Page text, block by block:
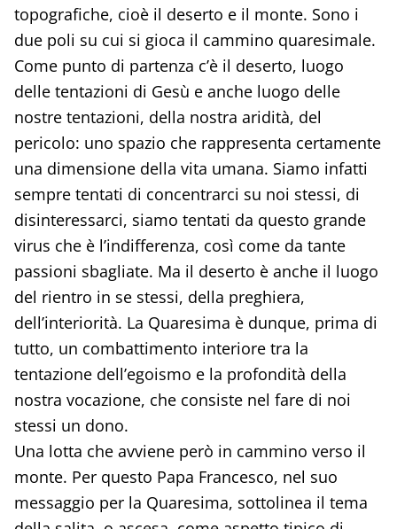
topografiche, cioè il deserto e il monte. Sono i
due poli su cui si gioca il cammino quaresimale.
Come punto di partenza c’è il deserto, luogo
delle tentazioni di Gesù e anche luogo delle
nostre tentazioni, della nostra aridità, del
pericolo: uno spazio che rappresenta certamente
una dimensione della vita umana. Siamo infatti
sempre tentati di concentrarci su noi stessi, di
disinteressarci, siamo tentati da questo grande
virus che è l’indifferenza, così come da tante
passioni sbagliate. Ma il deserto è anche il luogo
del rientro in se stessi, della preghiera,
dell’interiorità. La Quaresima è dunque, prima di
tutto, un combattimento interiore tra la
tentazione dell’egoismo e la profondità della
nostra vocazione, che consiste nel fare di noi
stessi un dono.
Una lotta che avviene però in cammino verso il
monte. Per questo Papa Francesco, nel suo
messaggio per la Quaresima, sottolinea il tema